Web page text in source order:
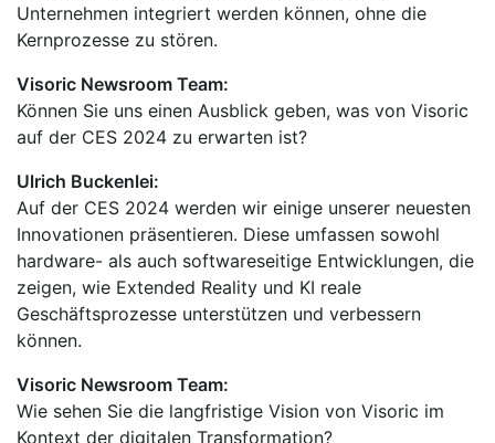
Unternehmen integriert werden können, ohne die
Kernprozesse zu stören.
Visoric Newsroom Team:
Können Sie uns einen Ausblick geben, was von Visoric
auf der CES 2024 zu erwarten ist?
Ulrich Buckenlei:
Auf der CES 2024 werden wir einige unserer neuesten
Innovationen präsentieren. Diese umfassen sowohl
hardware- als auch softwareseitige Entwicklungen, die
zeigen, wie Extended Reality und KI reale
Geschäftsprozesse unterstützen und verbessern
können.
Visoric Newsroom Team:
Wie sehen Sie die langfristige Vision von Visoric im
Kontext der digitalen Transformation?